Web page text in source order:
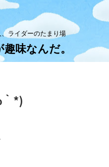
ライダーのたまり場
味なんだ。
*)